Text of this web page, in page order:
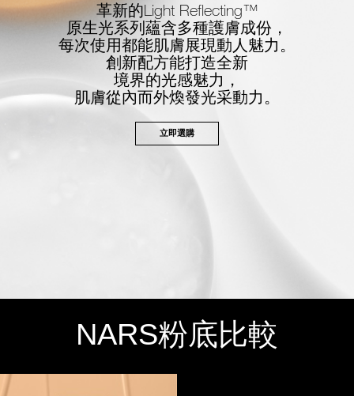
革新的Light Reflecting™
原生光系列蘊含多種護膚成份，
每次使用都能肌膚展現動人魅力。
創新配方能打造全新
境界的光感魅力，
肌膚從內而外煥發光采動力。
立即選購
NARS粉底比較